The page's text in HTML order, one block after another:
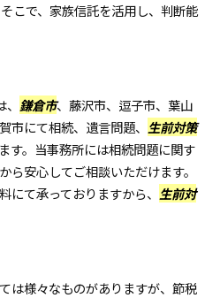
こで、家族信託を活用し、判断能
鎌倉市、藤沢市、逗子市、葉山
市にて相続、遺言問題、 生前対策
す。当事務所には相続問題に関す
ら安心してご相談いただけます。
て承っておりますから、 生前対
は様々なものがありますが、節税